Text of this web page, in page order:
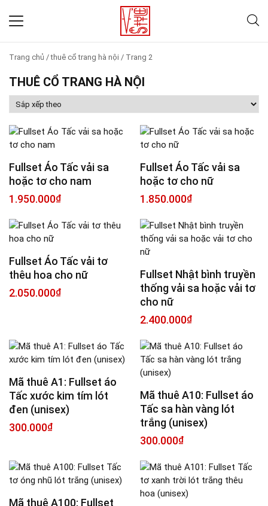
Trang chủ /thuê cổ trang hà nội / Trang 2
THUÊ CỔ TRANG HÀ NỘI
Fullset Áo Tấc vải sa
hoặc tơ cho nam
1.950.000₫
Fullset Áo Tấc vải sa
hoặc tơ cho nữ
1.850.000₫
Fullset Áo Tấc vải tơ
thêu hoa cho nữ
2.050.000₫
Fullset Nhật bình truyền
thống vải sa hoặc vải tơ
cho nữ
2.400.000₫
Mã thuê A1: Fullset áo
Tấc xước kim tím lót
đen (unisex)
300.000₫
Mã thuê A10: Fullset áo
Tấc sa hàn vàng lót
trắng (unisex)
300.000₫
Mã thuê A100: Fullset